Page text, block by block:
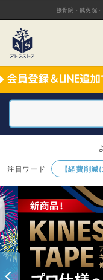
接骨院・鍼灸院
【経費削